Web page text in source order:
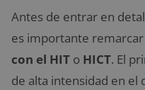
Antes de entrar en
es importante
con el HIT o HICT. El
de alta intensidad en el